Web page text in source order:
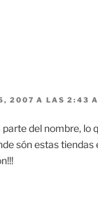
2007 A LAS 2:43
parte del nombre, lo
són estas tiendas